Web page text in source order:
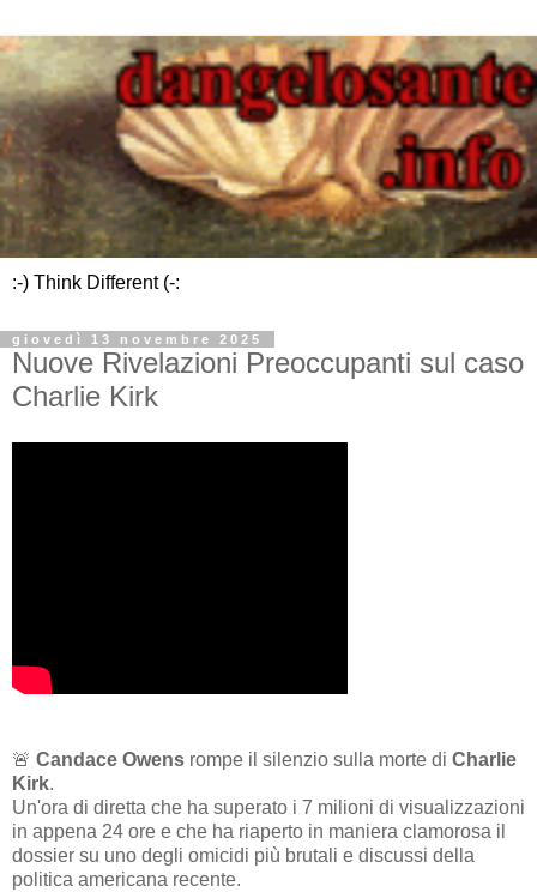
:-) Think Different (-:
giovedì 13 novembre 2025
Nuove Rivelazioni Preoccupanti sul caso
Charlie Kirk
🚨 Candace Owens rompe il silenzio sulla morte di Charlie
Kirk.
Un'ora di diretta che ha superato i 7 milioni di visualizzazioni
in appena 24 ore e che ha riaperto in maniera clamorosa il
dossier su uno degli omicidi più brutali e discussi della
politica americana recente.